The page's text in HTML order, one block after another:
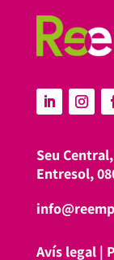
Seu
Entresol,
Avís legal|